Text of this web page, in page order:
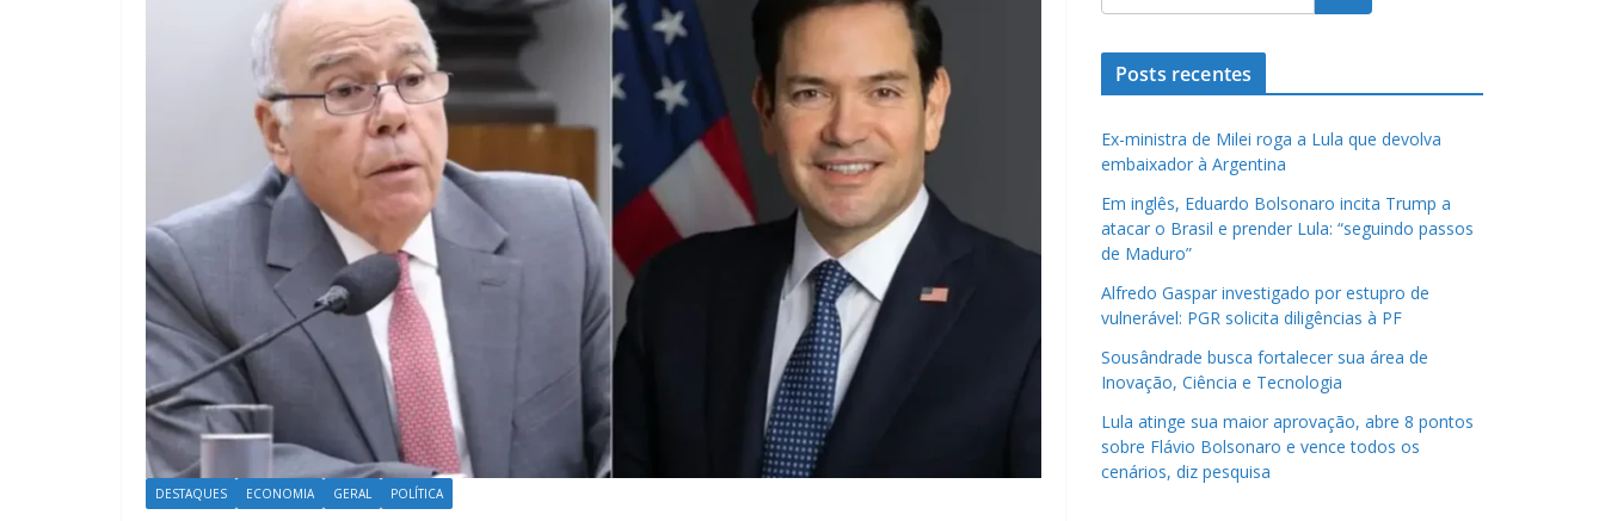
DESTAQUES ECONOMIA GERAL POLÍTICA
Posts recentes
Ex-ministra de Milei roga a Lula que devolva
embaixador à Argentina
Em inglês, Eduardo Bolsonaro incita Trump a
atacar o Brasil e prender Lula: “seguindo passos
de Maduro”
Alfredo Gaspar investigado por estupro de
vulnerável: PGR solicita diligências à PF
Sousândrade busca fortalecer sua área de
Inovação, Ciência e Tecnologia
Lula atinge sua maior aprovação, abre 8 pontos
sobre Flávio Bolsonaro e vence todos os
cenários, diz pesquisa